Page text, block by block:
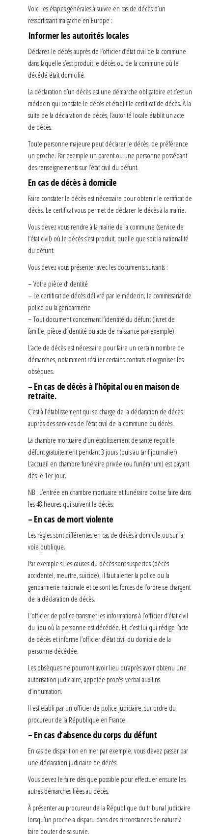
Voici les étapes générales à suivre en cas de décès d’un
ressortissant malgache en Europe :
Informer les autorités locales
Déclarez le décès auprès de l’officier d’état civil de la commune
dans laquelle s’est produit le décès ou de la commune où le
décédé était domicilié.
La déclaration d’un décès est une démarche obligatoire et c’est un
médecin qui constate le décès et établit le certificat de décès. À la
suite de la déclaration de décès, l’autorité locale établit un acte
de décès.
Toute personne majeure peut déclarer le décès, de préférence
un proche. Par exemple un parent ou une personne possédant
des renseignements sur l’état civil du défunt.
En cas de décès à domicile
Faire constater le décès est nécessaire pour obtenir le certificat de
décès. Le certificat vous permet de déclarer le décès à la mairie.
Vous devez vous rendre à la mairie de la commune (service de
l’état civil) où le décès s’est produit, quelle que soit la nationalité
du défunt.
Vous devez vous présenter avec les documents suivants :
– Votre pièce d’identité
– Le certificat de décès délivré par le médecin, le commissariat de
police ou la gendarmerie
– Tout document concernant l’identité du défunt (livret de
famille, pièce d’identité ou acte de naissance par exemple).
L’acte de décès est nécessaire pour faire un certain nombre de
démarches, notamment résilier certains contrats et organiser les
obsèques.
– En cas de décès à l’hôpital ou en maison de
retraite.
C’est à l’établissement qui se charge de la déclaration de décès
auprès des services de l’état civil de la commune du décès.
La chambre mortuaire d’un établissement de santé reçoit le
défunt gratuitement pendant 3 jours (puis au tarif journalier).
L’accueil en chambre funéraire privée (ou funérarium) est payant
dès le 1er jour.
NB : L’entrée en chambre mortuaire et funéraire doit se faire dans
les 48 heures qui suivent le décès.
– En cas de mort violente
Les règles sont différentes en cas de décès à domicile ou sur la
voie publique.
Par exemple si les causes du décès sont suspectes (décès
accidentel, meurtre, suicide), il faut alerter la police ou la
gendarmerie nationale et ce sont les forces de l’ordre se chargent
de la déclaration de décès.
L’officier de police transmet les informations à l’officier d’état civil
du lieu où la personne est décédée. Et, c’est lui qui rédige l’acte
de décès et informe l’officier d’état civil du domicile de la
personne décédée.
Les obsèques ne pourront avoir lieu qu’après avoir obtenu une
autorisation judiciaire, appelée procès-verbal aux fins
d’inhumation.
Il est établi par un officier de police judiciaire, sur ordre du
procureur de la République en France.
– En cas d’absence du corps du défunt
En cas de disparition en mer par exemple, vous devez passer par
une déclaration judiciaire de décès.
Vous devez le faire dès que possible pour effectuer ensuite les
autres démarches liées au décès.
À présenter au procureur de la République du tribunal judiciaire
lorsqu’un proche a disparu dans des circonstances de nature à
faire douter de sa survie.